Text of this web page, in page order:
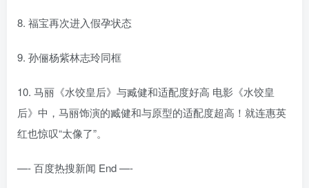
8. 福宝再次进入假孕状态
9. 孙俪杨紫林志玲同框
10. 马丽《水饺皇后》与臧健和适配度好高 电影《水饺皇
后》中，马丽饰演的臧健和与原型的适配度超高！就连惠英
红也惊叹“太像了”。
—- 百度热搜新闻 End —-